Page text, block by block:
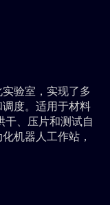
验室，实现了多
度。适用于材料
干、压片和测试自
机器人工作站，